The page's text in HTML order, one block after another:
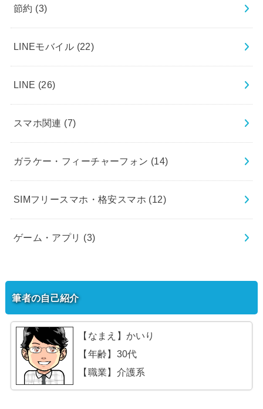
節約 (3)
LINEモバイル (22)
LINE (26)
スマホ関連 (7)
ガラケー・フィーチャーフォン (14)
SIMフリースマホ・格安スマホ (12)
ゲーム・アプリ (3)
筆者の自己紹介
【なまえ】かいり
【年齢】30代
【職業】介護系